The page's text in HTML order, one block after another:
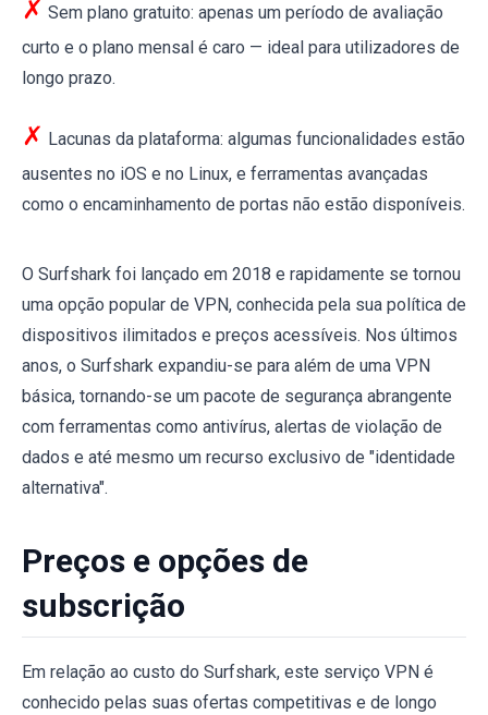
✗ Sem plano gratuito: apenas um período de avaliação
curto e o plano mensal é caro — ideal para utilizadores de
longo prazo.
✗ Lacunas da plataforma: algumas funcionalidades estão
ausentes no iOS e no Linux, e ferramentas avançadas
como o encaminhamento de portas não estão disponíveis.
O Surfshark foi lançado em 2018 e rapidamente se tornou
uma opção popular de VPN, conhecida pela sua política de
dispositivos ilimitados e preços acessíveis. Nos últimos
anos, o Surfshark expandiu-se para além de uma VPN
básica, tornando-se um pacote de segurança abrangente
com ferramentas como antivírus, alertas de violação de
dados e até mesmo um recurso exclusivo de "identidade
alternativa".
Preços e opções de
subscrição
Em relação ao custo do Surfshark, este serviço VPN é
conhecido pelas suas ofertas competitivas e de longo